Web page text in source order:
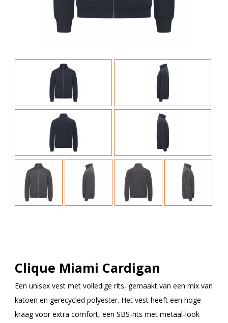
Clique Miami Cardigan
Een unisex vest met volledige rits, gemaakt van een mix van
katoen en gerecycled polyester. Het vest heeft een hoge
kraag voor extra comfort, een SBS-rits met metaal-look